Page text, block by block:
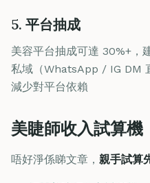
5. 平台抽成
美容平台抽成可達 30%+，
私域（WhatsApp / IG DM
減少對平台依賴
美睫師收入試算機
唔好淨係睇文章， 親手試算